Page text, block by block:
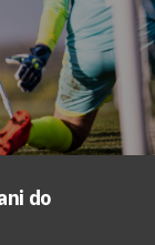
do